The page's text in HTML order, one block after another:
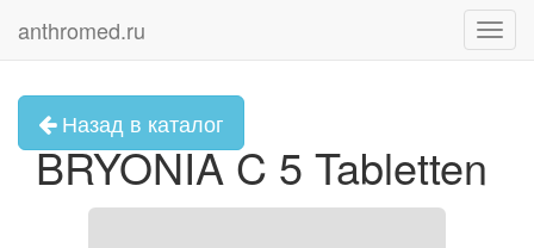
anthromed.ru
Назад в каталог
BRYONIA C 5 Tabletten